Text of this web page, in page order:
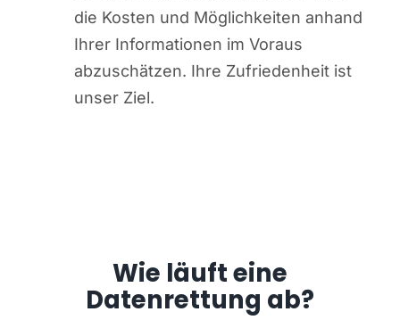
die Kosten und Möglichkeiten anhand
Ihrer Informationen im Voraus
abzuschätzen. Ihre Zufriedenheit ist
unser Ziel.
Wie läuft eine
Datenrettung ab?